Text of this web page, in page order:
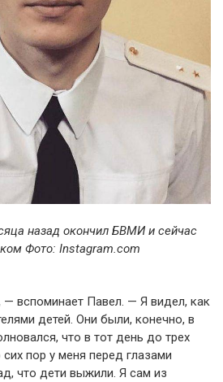
назад окончил БВМИ и сейчас
Фото: Instagram.com
вспоминает Павел. — Я видел, как
детей. Они были, конечно, в
что в тот день до трех
пор у меня перед глазами
что дети выжили. Я сам из